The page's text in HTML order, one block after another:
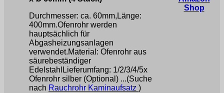
Durchmesser: ca. 60mm,Länge:
400mm.Ofenrohr werden
hauptsächlich für
Abgasheizungsanlagen
verwendet.Material: Ofenrohr aus
säurebeständiger
EdelstahlLieferumfang: 1/2/3/4/5x
Ofenrohr silber (Optional) ...(Suche
nach Rauchrohr Kaminaufsatz )
Shop